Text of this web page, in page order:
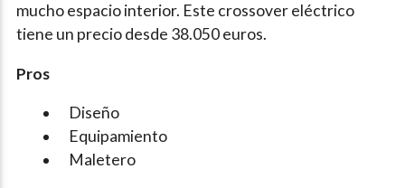
mucho espacio interior. Este crossover eléctrico
tiene un precio desde 38.050 euros.
Pros
Diseño
Equipamiento
Maletero